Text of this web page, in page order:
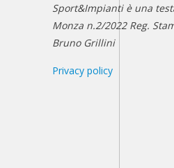
Sport&Impianti è una
Monza n.2/2022 Reg.
Bruno Grillini
Privacy policy